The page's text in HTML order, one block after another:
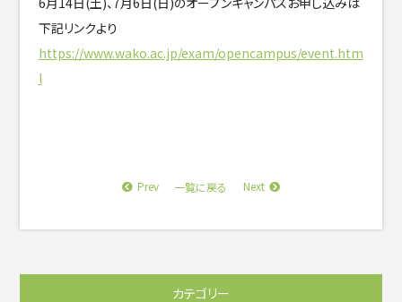
下記リンクより
https://www.wako.ac.jp/exam/opencampus/event.htm
l
Prev 一覧に戻る Next
カテゴリー